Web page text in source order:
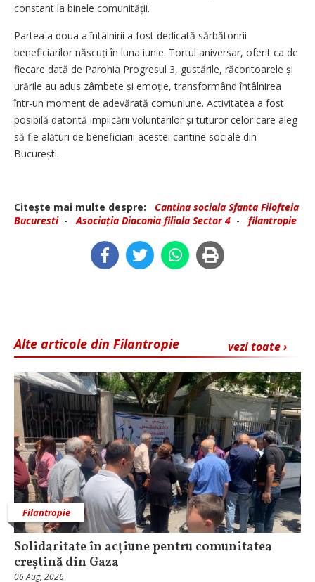
constant la binele comunității.
Partea a doua a întâlnirii a fost dedicată sărbătoririi
beneficiarilor născuți în luna iunie. Tortul aniversar, oferit ca de
fiecare dată de Parohia Progresul 3, gustările, răcoritoarele și
urările au adus zâmbete și emoție, transformând întâlnirea
într-un moment de adevărată comuniune. Activitatea a fost
posibilă datorită implicării voluntarilor și tuturor celor care aleg
să fie alături de beneficiarii acestei cantine sociale din
București.
Citeşte mai multe despre:
Cantina sociala Sfanta Filofteia
Bucuresti-Asociația Diaconia filiala Sector 4 - filantropie
vezi toate ›
Alte articole din Filantropie
Filantropie
Solidaritate în acțiune pentru comunitatea
creștină din Gaza
06 Aug, 2026